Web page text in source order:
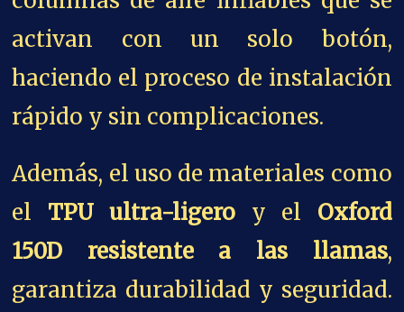
activan con un solo botón,
haciendo el proceso de instalación
rápido y sin complicaciones.
Además, el uso de materiales como
el TPU ultra-ligero y el Oxford
150D resistente a las llamas,
garantiza durabilidad y seguridad.